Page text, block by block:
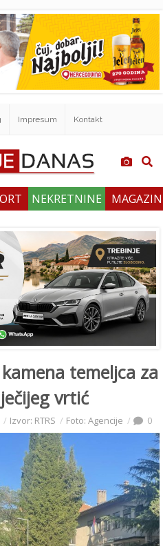
Impresum Kontakt
NEKRETNINE
temeljca za
vrtić
Izvor: RTRS Foto: Agencije 0